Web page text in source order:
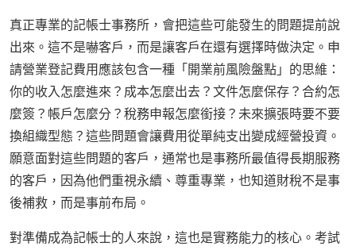
真正專業的記帳士事務所，會把這些可能發生的問題提前說
出來。這不是嚇客戶，而是讓客戶在還有選擇時做決定。申
請營業登記費用應該包含一種「開業前風險盤點」的思維：
你的收入怎麼進來？成本怎麼出去？文件怎麼保存？合約怎
麼簽？帳戶怎麼分？稅務申報怎麼銜接？未來擴張時要不要
換組織型態？這些問題會讓費用從單純支出變成經營投資。
願意面對這些問題的客戶，通常也是事務所最值得長期服務
的客戶，因為他們重視永續、尊重專業，也知道財稅不是事
後補救，而是事前布局。
對準備成為記帳士的人來說，這也是實務能力的核心。考試